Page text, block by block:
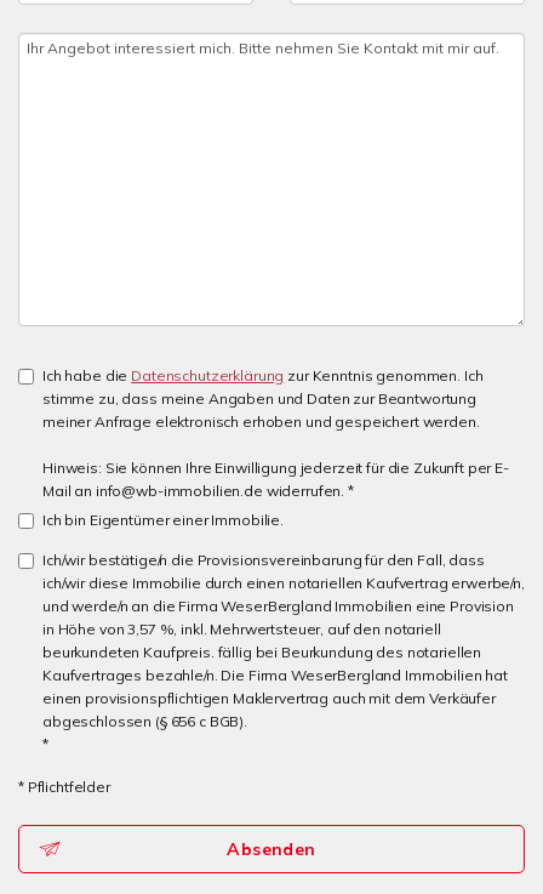
Ich habe die Datenschutzerklärung zur Kenntnis genommen. Ich
stimme zu, dass meine Angaben und Daten zur Beantwortung
meiner Anfrage elektronisch erhoben und gespeichert werden.
Hinweis: Sie können Ihre Einwilligung jederzeit für die Zukunft per E-
Mail an info@wb-immobilien.de widerrufen. *
Ich bin Eigentümer einer Immobilie.
Ich/wir bestätige/n die Provisionsvereinbarung für den Fall, dass
ich/wir diese Immobilie durch einen notariellen Kaufvertrag erwerbe/n,
und werde/n an die Firma WeserBergland Immobilien eine Provision
in Höhe von 3,57 %, inkl. Mehrwertsteuer, auf den notariell
beurkundeten Kaufpreis. fällig bei Beurkundung des notariellen
Kaufvertrages bezahle/n. Die Firma WeserBergland Immobilien hat
einen provisionspflichtigen Maklervertrag auch mit dem Verkäufer
abgeschlossen (§ 656 c BGB).
*
* Pflichtfelder
Absenden